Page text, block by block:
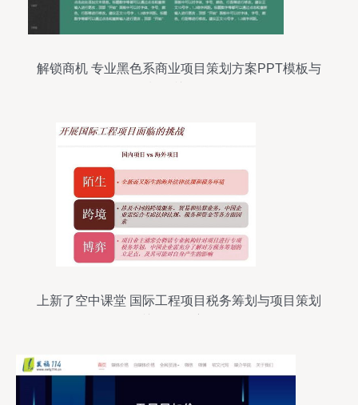
解锁商机 专业黑色系商业项目策划方案PPT模板与
上新了空中课堂 国际工程项目税务筹划与项目策划